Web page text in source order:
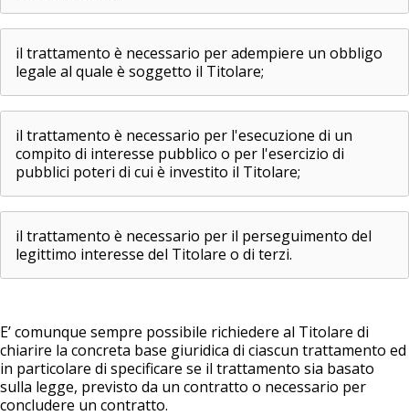
il trattamento è necessario per adempiere un obbligo
legale al quale è soggetto il Titolare;
il trattamento è necessario per l'esecuzione di un
compito di interesse pubblico o per l'esercizio di
pubblici poteri di cui è investito il Titolare;
il trattamento è necessario per il perseguimento del
legittimo interesse del Titolare o di terzi.
E’ comunque sempre possibile richiedere al Titolare di
chiarire la concreta base giuridica di ciascun trattamento ed
in particolare di specificare se il trattamento sia basato
sulla legge, previsto da un contratto o necessario per
concludere un contratto.